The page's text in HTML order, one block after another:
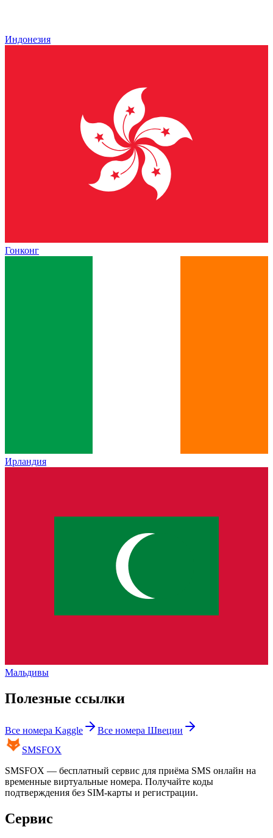
Индонезия
Гонконг
Ирландия
Мальдивы
Полезные ссылки
Все номера Kaggle Все номера Швеции
SMSFOX
SMSFOX — бесплатный сервис для приёма SMS онлайн на
временные виртуальные номера. Получайте коды
подтверждения без SIM-карты и регистрации.
Сервис